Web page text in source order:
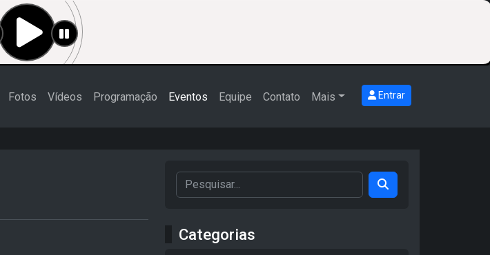
Fotos Vídeos Programação Eventos Equipe Contato Mais Entrar
Categorias